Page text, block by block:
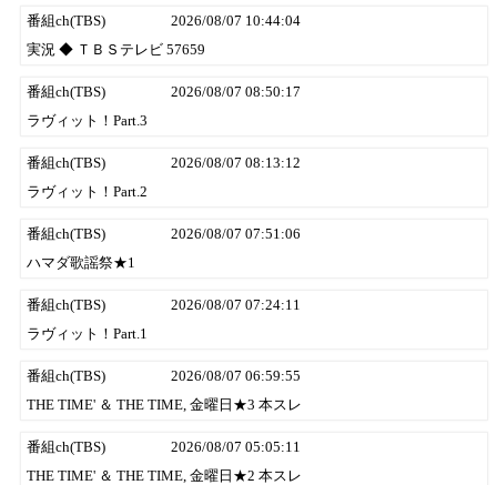
番組ch(TBS)
2026/08/07 10:44:04
実況 ◆ ＴＢＳテレビ 57659
番組ch(TBS)
2026/08/07 08:50:17
ラヴィット！Part.3
番組ch(TBS)
2026/08/07 08:13:12
ラヴィット！Part.2
番組ch(TBS)
2026/08/07 07:51:06
ハマダ歌謡祭★1
番組ch(TBS)
2026/08/07 07:24:11
ラヴィット！Part.1
番組ch(TBS)
2026/08/07 06:59:55
THE TIME' ＆ THE TIME, 金曜日★3 本スレ
番組ch(TBS)
2026/08/07 05:05:11
THE TIME' ＆ THE TIME, 金曜日★2 本スレ